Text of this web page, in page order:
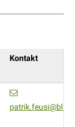
Kontakt